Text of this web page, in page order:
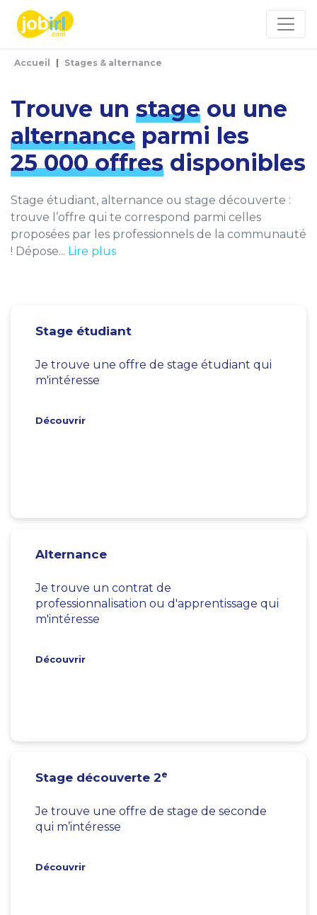
Accueil Stages & alternance
Trouve un stage ou une
alternance parmi les
25 000 offres disponibles
Stage étudiant, alternance ou stage découverte :
trouve l’offre qui te correspond parmi celles
proposées par les professionnels de la communauté
! Dépose... Lire plus
Stage étudiant
Je trouve une offre de stage étudiant qui
m'intéresse
Découvrir
Alternance
Je trouve un contrat de
professionnalisation ou d'apprentissage qui
m'intéresse
Découvrir
Stage découverte 2e
Je trouve une offre de stage de seconde
qui m’intéresse
Découvrir
Panneau de gestion des cookies